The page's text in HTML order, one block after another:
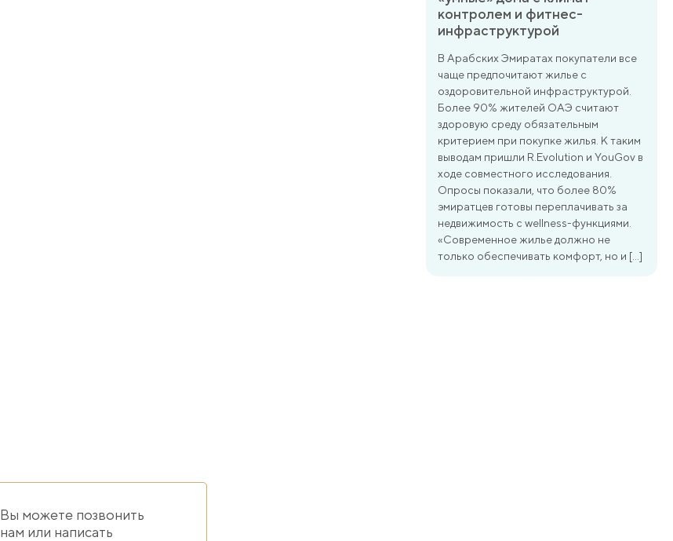
контролем и фитнес-
инфраструктурой
В Арабских Эмиратах покупатели все
чаще предпочитают жилье с
оздоровительной инфраструктурой.
Более 90% жителей ОАЭ считают
здоровую среду обязательным
критерием при покупке жилья. К таким
выводам пришли R.Evolution и YouGov в
ходе совместного исследования.
Опросы показали, что более 80%
эмиратцев готовы переплачивать за
недвижимость с wellness-функциями.
«Современное жилье должно не
только обеспечивать комфорт, но и […]
Вы можете позвонить
нам или написать